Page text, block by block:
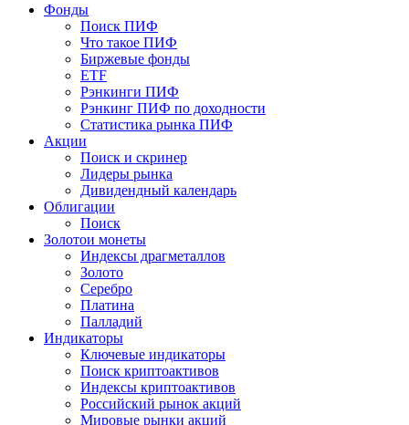
Фонды
Поиск ПИФ
Что такое ПИФ
Биржевые фонды
ETF
Рэнкинги ПИФ
Рэнкинг ПИФ по доходности
Статистика рынка ПИФ
Акции
Поиск и скринер
Лидеры рынка
Дивидендный календарь
Облигации
Поиск
Золотои монеты
Индексы драгметаллов
Золото
Серебро
Платина
Палладий
Индикаторы
Ключевые индикаторы
Поиск криптоактивов
Индексы криптоактивов
Российский рынок акций
Мировые рынки акций